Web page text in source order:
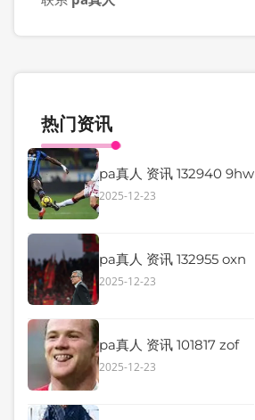
热门资讯
pa真人 资讯 132940 9hw
2025-12-23
pa真人 资讯 132955 oxn
2025-12-23
pa真人 资讯 101817 zof
2025-12-23